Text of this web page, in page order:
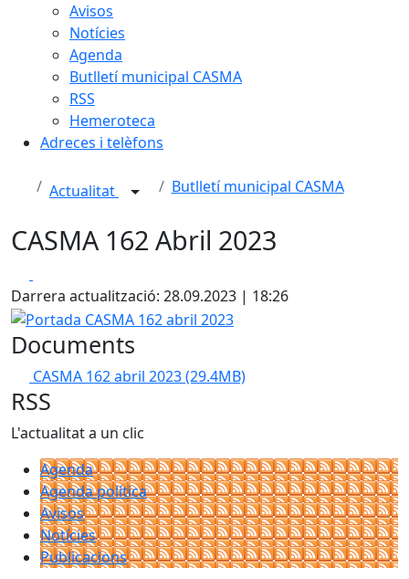
Avisos
Notícies
Agenda
Butlletí municipal CASMA
RSS
Hemeroteca
Adreces i telèfons
Actualitat Butlletí municipal CASMA
CASMA 162 Abril 2023
Darrera actualització: 28.09.2023 | 18:26
Portada CASMA 162 abril 2023
Documents
CASMA 162 abril 2023(29.4MB)
RSS
L'actualitat a un clic
Agenda
Agenda política
Avisos
Notícies
Publicacions